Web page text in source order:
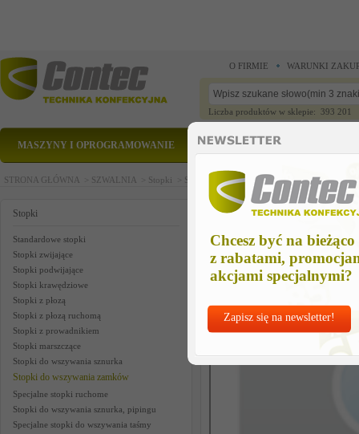
Chcesz być na bieżąco
z rabatami,
akcjami specjalnymi?
Zapisz się na newsletter!
O FIRMIE WARUNKI
Liczba produktów w sklepie: 393 201
MASZYNY I OPROGRAMOWANIE CZĘŚCI ZAMIENNE
STRONA GŁÓWNA > SZWALNIA > Stopki > Stopki do wszywania zamków > Stitch det.
Stopki
Standardowe stopki
Stopki zwijające
Stopki podwijające
Stopki krawędziowe
Stopki z płozą
Stopki z płozą ruchomą
Stopki z prowadnikiem
Stopki marszczące
Stopki do wszywania sznurka
Stopki do wszywania zamków
Specjalne stopki ruchome
Stopki do wszywania sznurka, pipingu
Specjalne stopki do wszywania taśmy
Stitch det. Sensor f sew.